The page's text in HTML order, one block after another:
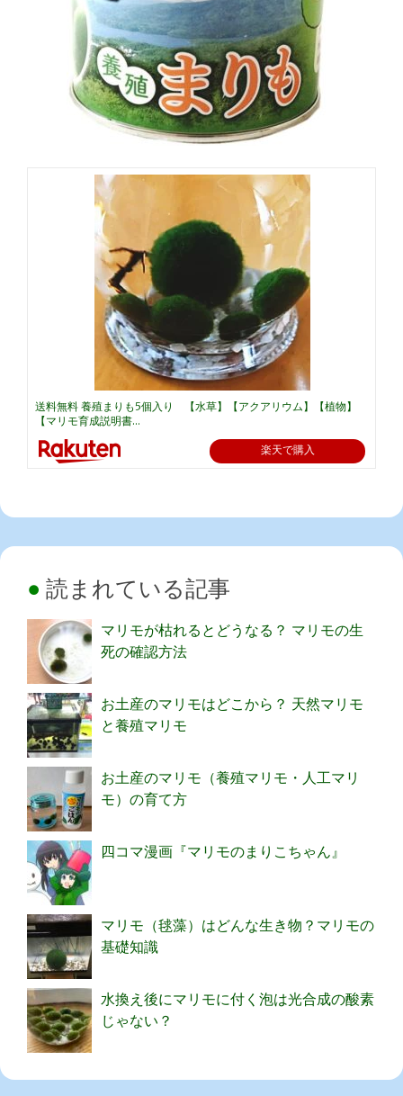
送料無料 養殖まりも5個入り 【水草】【アクアリウム】【植物】
【マリモ育成説明書...
楽天で購入
読まれている記事
マリモが枯れるとどうなる？ マリモの生
死の確認方法
お土産のマリモはどこから？ 天然マリモ
と養殖マリモ
お土産のマリモ（養殖マリモ・人工マリ
モ）の育て方
四コマ漫画『マリモのまりこちゃん』
マリモ（毬藻）はどんな生き物？マリモの
基礎知識
水換え後にマリモに付く泡は光合成の酸素
じゃない？